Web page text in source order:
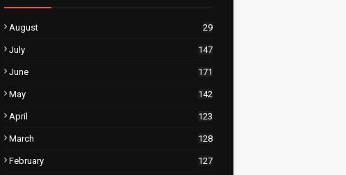
August 29
July 147
June 171
May 142
April 123
March 128
February 127